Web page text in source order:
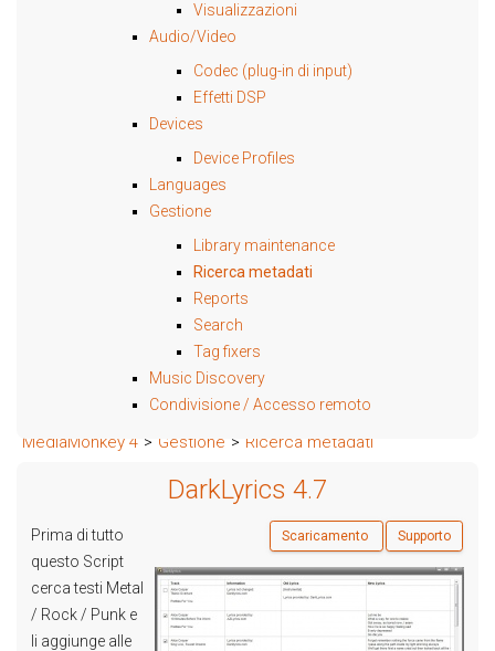
MediaMonkey 4 > Gestione > Ricerca metadati
DarkLyrics 4.7
Scaricamento Supporto
Prima di tutto
questo Script
cerca testi Metal
/ Rock / Punk e
li aggiunge alle
Visualizzazioni
Audio/Video
Codec (plug-in di input)
Effetti DSP
Devices
Device Profiles
Languages
Gestione
Library maintenance
Ricerca metadati
Reports
Search
Tag fixers
Music Discovery
Condivisione / Accesso remoto